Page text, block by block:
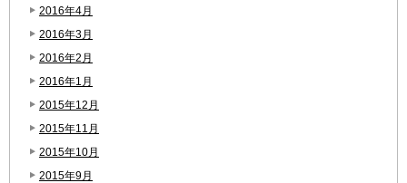
2016年4月
2016年3月
2016年2月
2016年1月
2015年12月
2015年11月
2015年10月
2015年9月